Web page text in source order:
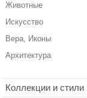
Животные
Искусство
Вера, Иконы
Архитектура
Коллекции и стили